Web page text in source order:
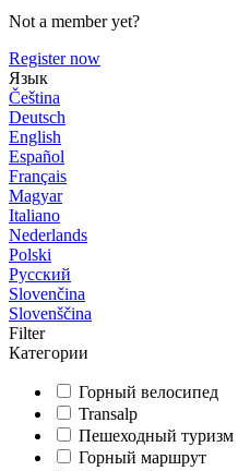
Not a member yet?
Register now
Язык
Čeština
Deutsch
English
Español
Français
Magyar
Italiano
Nederlands
Polski
Русский
Slovenčina
Slovenščina
Filter
Категории
Горный велосипед
Transalp
Пешеходный туризм
Горный маршрут